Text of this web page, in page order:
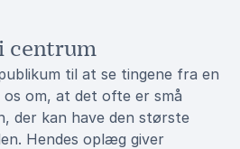
centrum
til at se tingene fra en
om, at det ofte er små
der kan have den største
Hendes oplæg giver